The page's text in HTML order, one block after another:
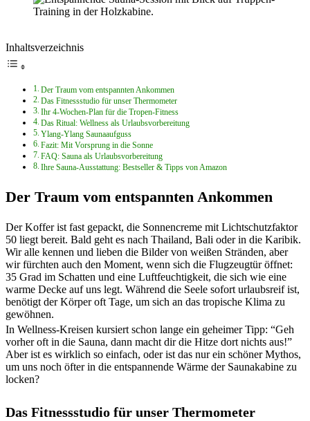
Inhaltsverzeichnis
Der Traum vom entspannten Ankommen
Das Fitnessstudio für unser Thermometer
Ihr 4-Wochen-Plan für die Tropen-Fitness
Das Ritual: Wellness als Urlaubsvorbereitung
Ylang-Ylang Saunaaufguss
Fazit: Mit Vorsprung in die Sonne
FAQ: Sauna als Urlaubsvorbereitung
Ihre Sauna-Ausstattung: Bestseller & Tipps von Amazon
Der Traum vom entspannten Ankommen
Der Koffer ist fast gepackt, die Sonnencreme mit Lichtschutzfaktor
50 liegt bereit. Bald geht es nach Thailand, Bali oder in die Karibik.
Wir alle kennen und lieben die Bilder von weißen Stränden, aber
wir fürchten auch den Moment, wenn sich die Flugzeugtür öffnet:
35 Grad im Schatten und eine Luftfeuchtigkeit, die sich wie eine
warme Decke auf uns legt. Während die Seele sofort urlaubsreif ist,
benötigt der Körper oft Tage, um sich an das tropische Klima zu
gewöhnen.
In Wellness-Kreisen kursiert schon lange ein geheimer Tipp: “Geh
vorher oft in die Sauna, dann macht dir die Hitze dort nichts aus!”
Aber ist es wirklich so einfach, oder ist das nur ein schöner Mythos,
um uns noch öfter in die entspannende Wärme der Saunakabine zu
locken?
Das Fitnessstudio für unser Thermometer